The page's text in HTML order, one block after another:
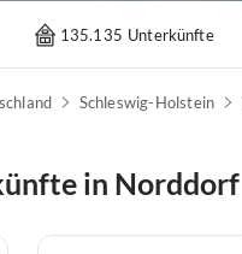
135.135 Unterkünfte
Schleswig-Holstein
in Norddorf